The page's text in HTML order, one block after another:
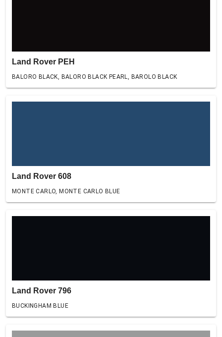
Land Rover PEH
BALORO BLACK, BALORO BLACK PEARL, BAROLO BLACK
Land Rover 608
MONTE CARLO, MONTE CARLO BLUE
Land Rover 796
BUCKINGHAM BLUE